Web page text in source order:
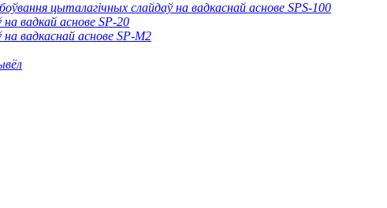
цыталагічных слайдаў на вадкаснай аснове SPS-100
вадкай аснове SP-20
вадкаснай аснове SP-M2